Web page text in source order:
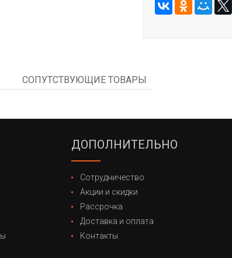
СОПУТСТВУЮЩИЕ ТОВАРЫ
ДОПОЛНИТЕЛЬНО
Сотрудничество
Акции и скидки
Рассрочка
Доставка и оплата
Контакты